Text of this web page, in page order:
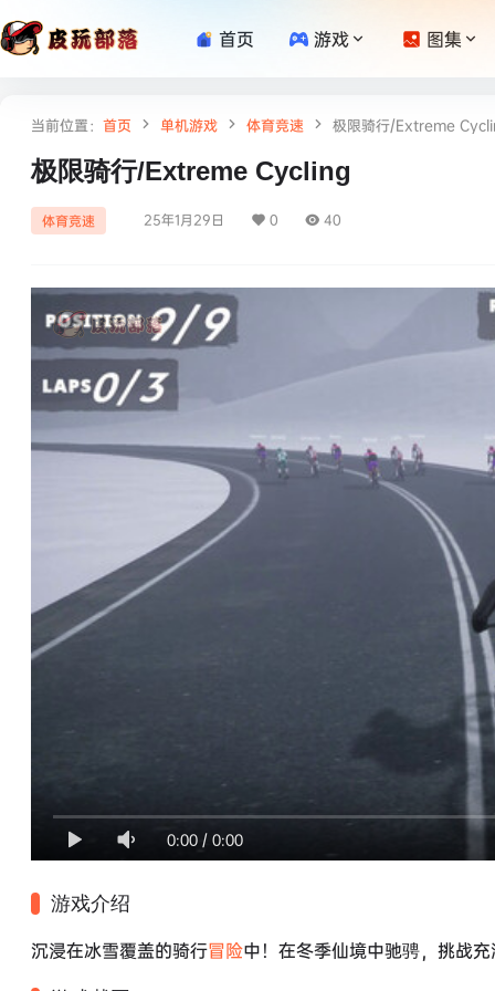
首页 游戏 图集
当前位置： 首页 单机游戏 体育竞速 极限骑行/Extreme
极限骑行/Extreme Cycling
体育竞速 25年1月29日 0 40
0:00 / 0:00
游戏介绍
沉浸在冰雪覆盖的骑行冒险中！在冬季仙境中驰骋，挑战